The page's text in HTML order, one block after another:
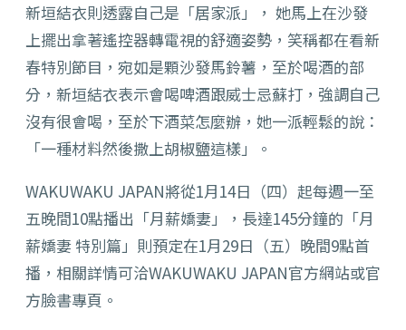
新垣結衣則透露自己是「居家派」， 她馬上在沙發
上擺出拿著遙控器轉電視的舒適姿勢，笑稱都在看新
春特別節目，宛如是顆沙發馬鈴薯，至於喝酒的部
分，新垣結衣表示會喝啤酒跟威士忌蘇打，強調自己
沒有很會喝，至於下酒菜怎麼辦，她一派輕鬆的說：
「一種材料然後撒上胡椒鹽這樣」。
WAKUWAKU JAPAN將從1月14日（四）起每週一至
五晚間10點播出「月薪嬌妻」，長達145分鐘的「月
薪嬌妻 特別篇」則預定在1月29日（五）晚間9點首
播，相關詳情可洽WAKUWAKU JAPAN官方網站或官
方臉書專頁。